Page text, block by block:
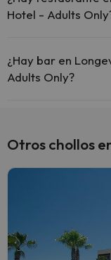
Hotel - Adults
restaurante.
¿Hay bar en
Adults Only?
Otros chollos